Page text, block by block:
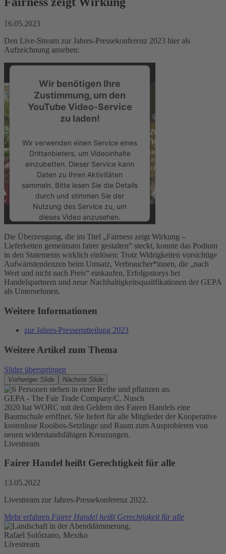
16.05.2023
Den Live-Stream zur Jahres-Pressekonferenz 2023 hier als
Aufzeichnung ansehen:
Wir benötigen Ihre
Zustimmung, um den
YouTube Video-Service
zu laden!
Wir verwenden einen Service eines
Drittanbieters, um Videoinhalte
einzubetten. Dieser Service kann
Daten zu Ihren Aktivitäten
sammeln. Bitte lesen Sie die Details
durch und stimmen Sie der
Nutzung des Service zu, um
dieses Video anzusehen.
Mehr Informationen
Akzeptieren
powered byUsercentrics Consent
Die Überzeugung, die im Titel „Fairness zeigt Wirkung –
Lieferketten gemeinsam fairer gestalten“ steckt, konnte das Podium
in den Statements wirklich einlösen: Trotz Widrigkeiten vorsichtige
Aufwärtstendenzen beim Umsatz, Verbraucher*innen, die „nach
Wert und nicht nach Preis“ einkaufen, Erfolgsstorys bei
Handelspartnern und neue Nachhaltigkeitsqualifikationen der GEPA
als Unternehmen.
Weitere Informationen
zur Jahres-Pressemitteilung 2023
Weitere Artikel zum Thema
Slider überspringen
Vorheriger Slide Nächste Slide
GEPA - The Fair Trade Company/C. Nusch
2020 hat WORC mit den Geldern des Fairen Handels eine
Baumschule eröffnet. Sie liefert für alle Mitglieder der Kooperative
kostenlose Rooibos-Setzlinge und Raum zum Ausprobieren von
neuen widerstandsfähigen Kreuzungen.
Livestream
Fairer Handel heißt Gerechtigkeit für alle
13.05.2022
Livestream zur Jahres-Pressekonferenz 2022.
Mehr erfahren Fairer Handel heißt Gerechtigkeit für alle
Rafael Solórzano, Mexiko
Livestream